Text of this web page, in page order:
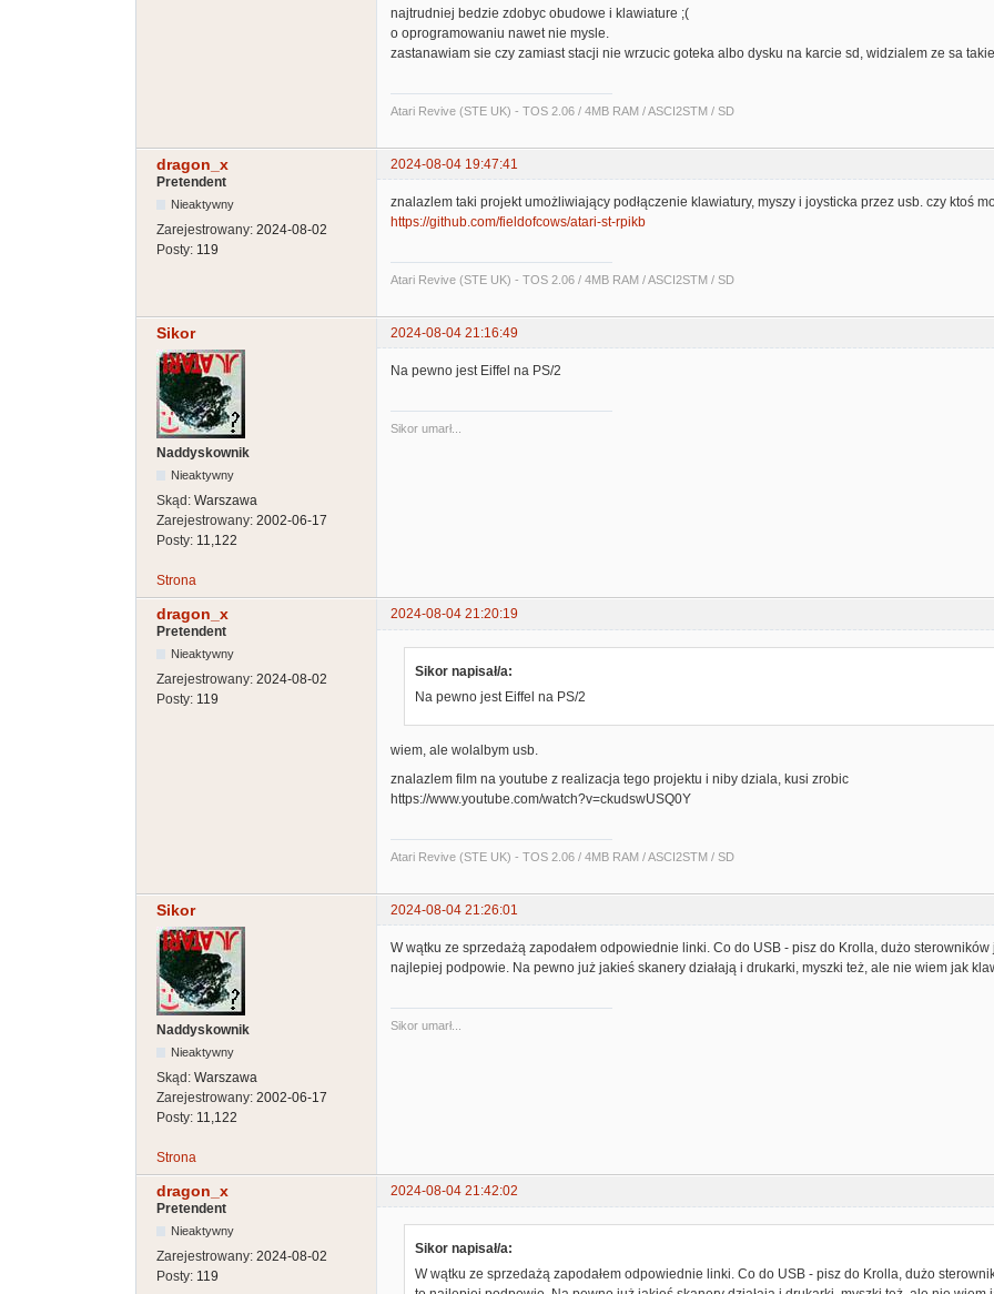
najtrudniej bedzie zdobyc obudowe i klawiature ;(
o oprogramowaniu nawet nie mysle.
zastanawiam sie czy zamiast stacji nie wrzucic goteka albo dysku na karcie sd, widzialem ze sa
Atari Revive (STE UK) - TOS 2.06 / 4MB RAM / ASCI2STM / SD
dragon_x
2024-08-04 19:47:41
Pretendent
Nieaktywny
Zarejestrowany: 2024-08-02
Posty: 119
znalazlem taki projekt umożliwiający podłączenie klawiatury, myszy i joysticka przez usb. czy ktoś
https://github.com/fieldofcows/atari-st-rpikb
Atari Revive (STE UK) - TOS 2.06 / 4MB RAM / ASCI2STM / SD
Sikor 2024-08-04 21:16:49
Naddyskownik
Nieaktywny
Skąd: Warszawa
Zarejestrowany: 2002-06-17
Posty: 11,122
Na pewno jest Eiffel na PS/2
Sikor umarł...
Strona
dragon_x
2024-08-04 21:20:19
Pretendent
Nieaktywny
Zarejestrowany: 2024-08-02
Posty: 119
Sikor napisał/a:
Na pewno jest Eiffel na PS/2
wiem, ale wolalbym usb.
znalazlem film na youtube z realizacja tego projektu i niby dziala, kusi zrobic
https://www.youtube.com/watch?v=ckudswUSQ0Y
Atari Revive (STE UK) - TOS 2.06 / 4MB RAM / ASCI2STM / SD
Sikor 2024-08-04 21:26:01
Naddyskownik
Nieaktywny
Skąd: Warszawa
Zarejestrowany: 2002-06-17
Posty: 11,122
W wątku ze sprzedażą zapodałem odpowiednie linki. Co do USB - pisz do Krolla, dużo
najlepiej podpowie. Na pewno już jakieś skanery działają i drukarki, myszki też, ale nie wiem jak
Sikor umarł...
Strona
dragon_x
2024-08-04 21:42:02
Pretendent
Nieaktywny
Zarejestrowany: 2024-08-02
Posty: 119
Sikor napisał/a:
W wątku ze sprzedażą zapodałem odpowiednie linki. Co do USB - pisz do Krolla, dużo